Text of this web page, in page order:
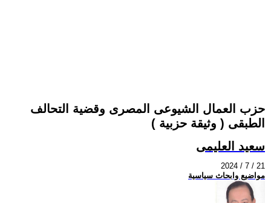
حزب العمال الشيوعى المصرى وقضية التحالف
الطبقى ( وثيقة حزبية )
سعيد العليمى
2024 / 7 / 21
مواضيع وابحاث سياسية